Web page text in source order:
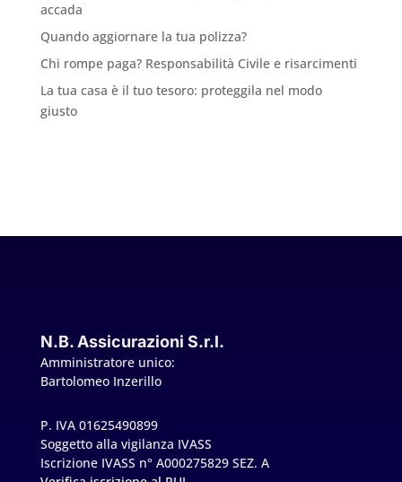
accada
Quando aggiornare la tua polizza?
Chi rompe paga? Responsabilità Civile e risarcimenti
La tua casa è il tuo tesoro: proteggila nel modo
giusto
N.B. Assicurazioni S.r.l.
Amministratore unico:
Bartolomeo Inzerillo
P. IVA 01625490899
Soggetto alla vigilanza IVASS
Iscrizione IVASS n° A000275829 SEZ. A